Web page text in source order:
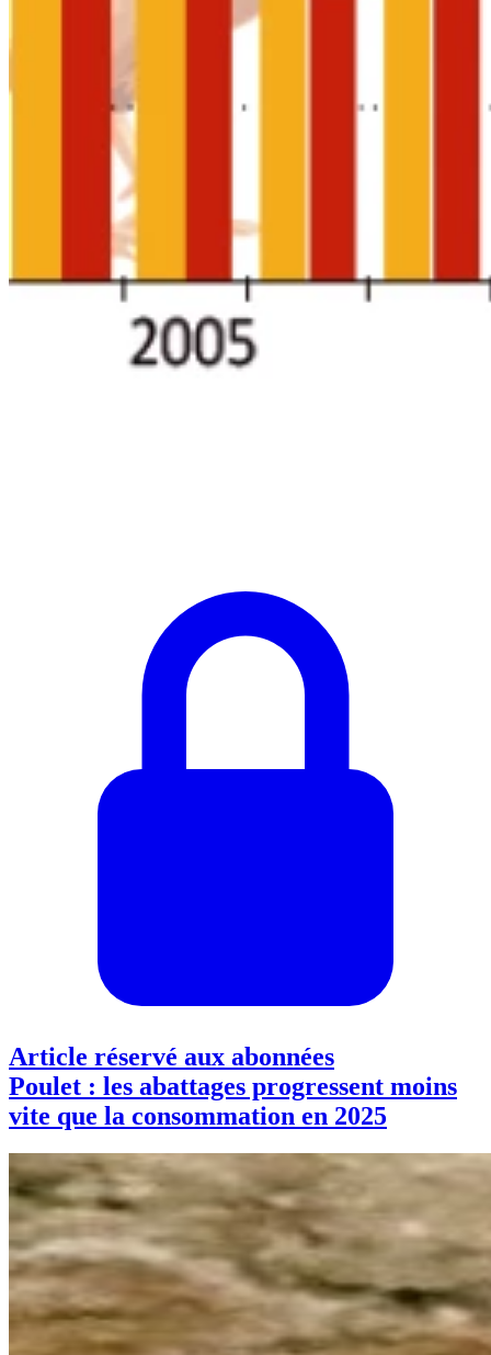
Article réservé aux abonnées
Poulet : les abattages progressent moins
vite que la consommation en 2025